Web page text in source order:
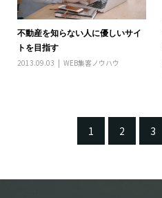
不動産を知らない人に優しいサイ
トを目指す
2013.09.03 WEB集客ノウハウ
1 2 3